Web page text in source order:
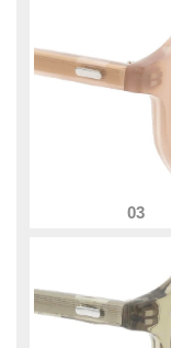
03